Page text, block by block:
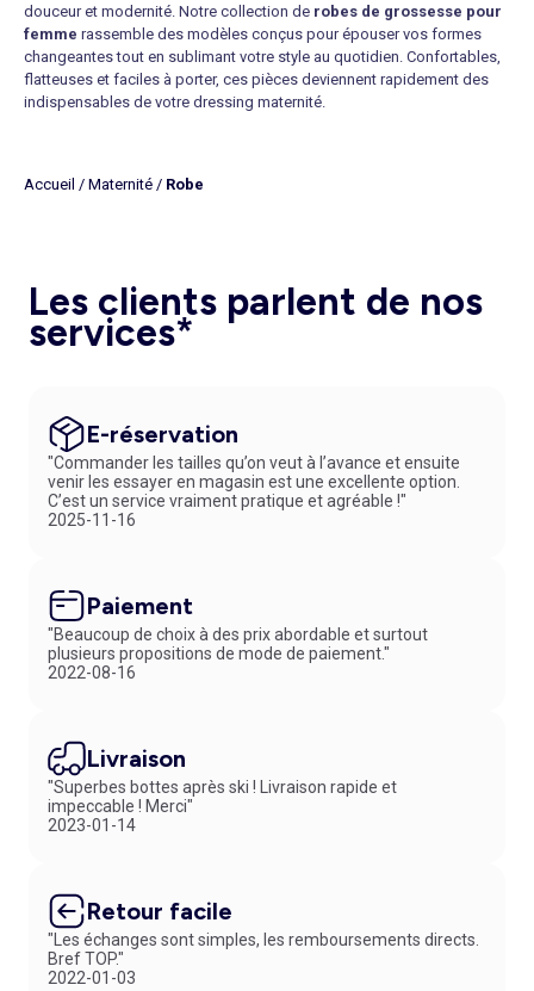
douceur et modernité. Notre collection de robes de grossesse pour
femme rassemble des modèles conçus pour épouser vos formes
changeantes tout en sublimant votre style au quotidien. Confortables,
flatteuses et faciles à porter, ces pièces deviennent rapidement des
indispensables de votre dressing maternité.
par larobe pull de maternité
Robes de grossesse : l’alliance parfaite entre style et bien-être
Qu’il s’agisse d’une journée au bureau, d’une sortie en famille ou d’un
événement spécial, notre collection répond à chaque besoin avec des
décontracté, larobe t-shirt de maternité
moderne et minimaliste, facile à accessoiriser avec un
maternité long et ceinturé. Envie d’un style plus habillé ? Larobe
portefeuille de grossesses’adapte naturellement aux courbes,
créant une allure élégante sans contrainte.
robe sans compromis sur le confort. Et pour encore plus de praticité,
profitez de notre service de e-réservation : choisissez vos modèles en
ligne, essayez-les en magasin dès le lendemain et repartez seulement
avec ceux qui vous correspondent vraiment. Il ne vous reste plus qu’à
Accueil / Maternité / Robe
Les clients parlent de nos
services*
E-réservation
"Commander les tailles qu’on veut à l’avance et ensuite
venir les essayer en magasin est une excellente option.
C’est un service vraiment pratique et agréable !"
2025-11-16
Paiement
"Beaucoup de choix à des prix abordable et surtout
plusieurs propositions de mode de paiement."
2022-08-16
Livraison
"Superbes bottes après ski ! Livraison rapide et
impeccable ! Merci"
2023-01-14
Retour facile
"Les échanges sont simples, les remboursements directs.
Bref TOP."
2022-01-03